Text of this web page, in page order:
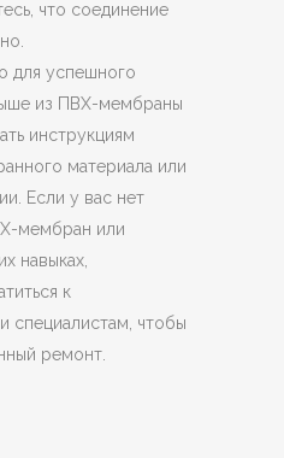
что соединение
для успешного
из ПВХ-мембраны
инструкциям
материала или
Если у вас нет
мембран или
навыках,
к
специалистам, чтобы
ремонт.